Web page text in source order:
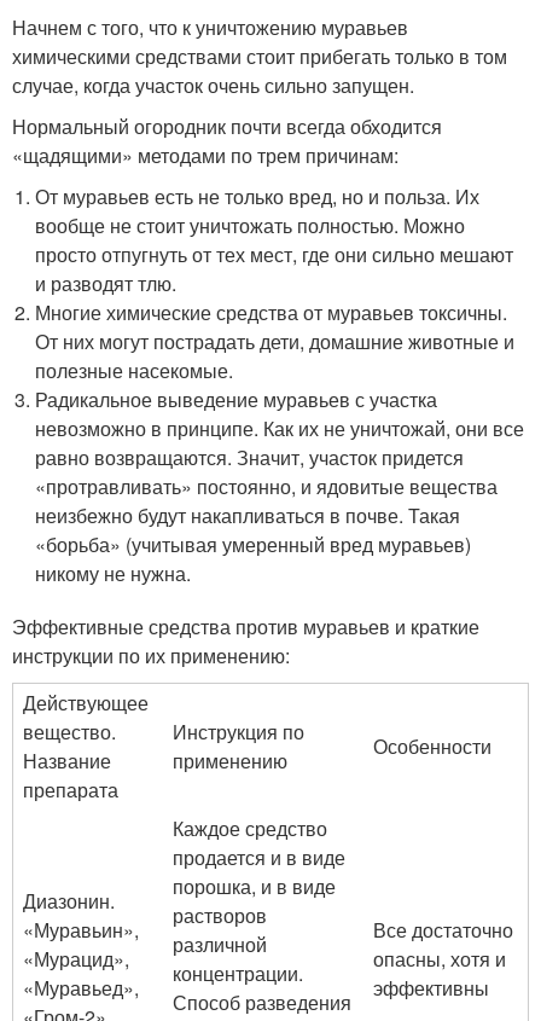
Начнем с того, что к уничтожению муравьев
химическими средствами стоит прибегать только в том
случае, когда участок очень сильно запущен.
Нормальный огородник почти всегда обходится
«щадящими» методами по трем причинам:
От муравьев есть не только вред, но и польза. Их
вообще не стоит уничтожать полностью. Можно
просто отпугнуть от тех мест, где они сильно мешают
и разводят тлю.
Многие химические средства от муравьев токсичны.
От них могут пострадать дети, домашние животные и
полезные насекомые.
Радикальное выведение муравьев с участка
невозможно в принципе. Как их не уничтожай, они все
равно возвращаются. Значит, участок придется
«протравливать» постоянно, и ядовитые вещества
неизбежно будут накапливаться в почве. Такая
«борьба» (учитывая умеренный вред муравьев)
никому не нужна.
Эффективные средства против муравьев и краткие
инструкции по их применению:
Действующее
вещество.
Название
препарата
Инструкция по
применению
Особенности
Диазонин.
«Муравьин»,
«Мурацид»,
«Муравьед»,
Каждое средство
продается и в виде
порошка, и в виде
растворов
различной
концентрации.
Способ разведения
Все достаточно
опасны, хотя и
эффективны